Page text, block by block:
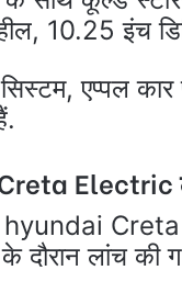
10.25 इंच
एप्पल
Electric
hyundai
दौरान लांच की